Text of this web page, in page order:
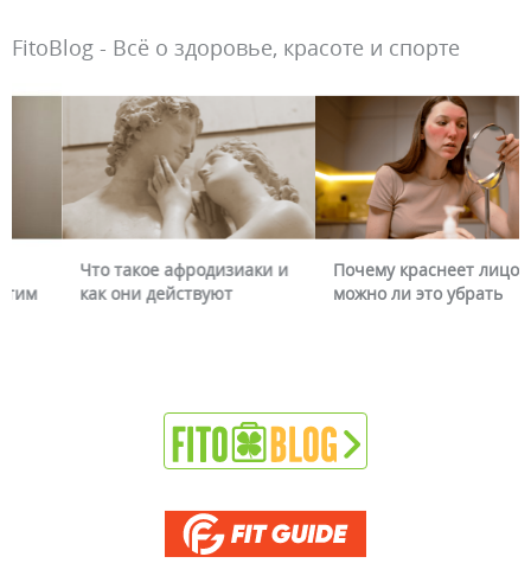
FitoBlog - Всё о здоровье, красоте и спорте
Что такое афродизиаки и
как они действуют
Почему краснеет лицо и
можно ли это убрать